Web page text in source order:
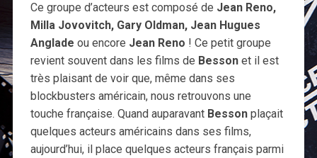
Ce groupe d’acteurs est composé de Jean Reno,
Milla Jovovitch, Gary Oldman, Jean Hugues
Anglade ou encore Jean Reno ! Ce petit groupe
revient souvent dans les films de Bessonet il est
très plaisant de voir que, même dans ses
blockbusters américain, nous retrouvons une
touche française. Quand auparavant Bessonplaçait
quelques acteurs américains dans ses films,
aujourd’hui, il place quelques acteurs français parmi